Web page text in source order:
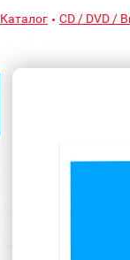
Каталог CD / DVD /